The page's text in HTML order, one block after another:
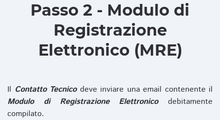
Passo 2 - Modulo di
Registrazione
Elettronico (MRE)
Il Contatto Tecnicodeve inviare una email contenente il
Modulo di Registrazione Elettronicodebitamente
compilato.